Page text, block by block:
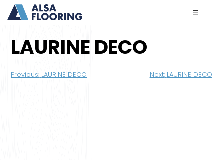
☰
LAURINE DECO
Navigation
Previous: LAURINE DECO Next: LAURINE DECO